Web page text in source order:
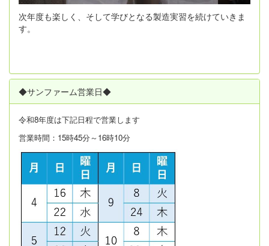
次年度も楽しく、そして学びとなる製造実習を続けていきま
す。
◆サンファーム営業日◆
令和8年度は下記日程で営業します
営業時間：15時45分～16時10分